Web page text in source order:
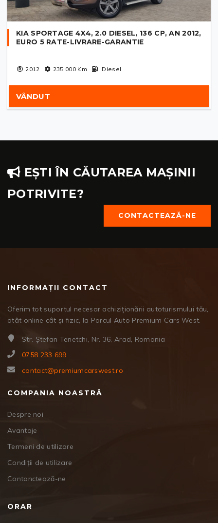
KIA SPORTAGE 4X4, 2.0 DIESEL, 136 CP, AN 2012,
EURO 5 RATE-LIVRARE-GARANTIE
2012 235 000Km Diesel
VÂNDUT
EȘTI ÎN CĂUTAREA MAȘINII
POTRIVITE?
CONTACTEAZĂ-NE
INFORMAȚII CONTACT
Oferim tot suportul necesar achiziționării autoturismului tău,
atât online cât și fizic, la Parcul Auto Premium Cars West.
Str. Ștefan Tenetchi, Nr. 36, Arad, Romania
0758 233 699
contact@premiumcarswest.ro
COMPANIA NOASTRĂ
Despre noi
Avantaje
Termeni de utilizare
Condiții de utilizare
Contanctează-ne
ORAR